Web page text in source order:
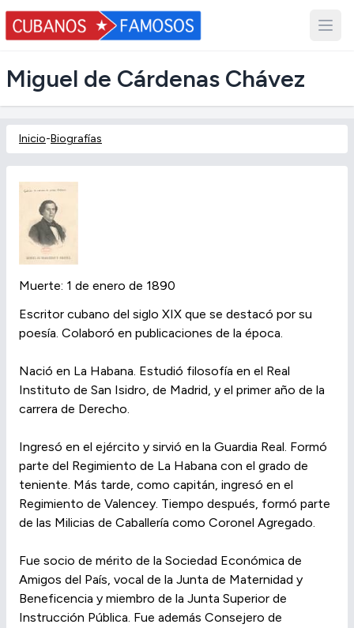
Miguel de Cárdenas Chávez
Inicio-Biografías
Muerte: 1 de enero de 1890
Escritor cubano del siglo XIX que se destacó por su
poesía. Colaboró en publicaciones de la época.
Nació en La Habana. Estudió filosofía en el Real
Instituto de San Isidro, de Madrid, y el primer año de la
carrera de Derecho.
Ingresó en el ejército y sirvió en la Guardia Real. Formó
parte del Regimiento de La Habana con el grado de
teniente. Más tarde, como capitán, ingresó en el
Regimiento de Valencey. Tiempo después, formó parte
de las Milicias de Caballería como Coronel Agregado.
Fue socio de mérito de la Sociedad Económica de
Amigos del País, vocal de la Junta de Maternidad y
Beneficencia y miembro de la Junta Superior de
Instrucción Pública. Fue además Consejero de